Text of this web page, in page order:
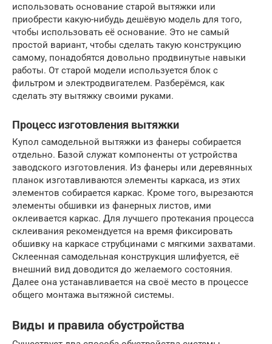
использовать основание старой вытяжки или
приобрести какую-нибудь дешёвую модель для того,
чтобы использовать её основание. Это не самый
простой вариант, чтобы сделать такую конструкцию
самому, понадобятся довольно продвинутые навыки
работы. От старой модели используется блок с
фильтром и электродвигателем. Разберёмся, как
сделать эту вытяжку своими руками.
Процесс изготовления вытяжки
Купол самодельной вытяжки из фанеры собирается
отдельно. Базой служат компоненты от устройства
заводского изготовления. Из фанеры или деревянных
планок изготавливаются элементы каркаса, из этих
элементов собирается каркас. Кроме того, вырезаются
элементы обшивки из фанерных листов, ими
оклеивается каркас. Для лучшего протекания процесса
склеивания рекомендуется на время фиксировать
обшивку на каркасе струбцинами с мягкими захватами.
Склеенная самодельная конструкция шлифуется, её
внешний вид доводится до желаемого состояния.
Далее она устанавливается на своё место в процессе
общего монтажа вытяжной системы.
Виды и правила обустройства